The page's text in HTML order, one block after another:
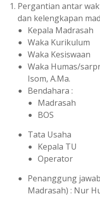
Pergantian antar
dan kelengkapan
Kepala
Waka
Waka
Waka Humas/
Isom, A.Ma.
Bendahara :
Madrasah :
BOS : Nur
Tata Usaha
Kepala TU :
Operator :
Penanggung
Madrasah) : Nur